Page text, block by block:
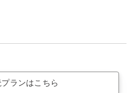
プランはこちら